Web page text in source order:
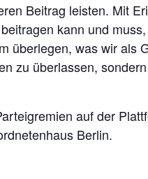
Beitrag leisten. Mit
kann und
überlegen, was wir als
zu überlassen,
auf der
Berlin.